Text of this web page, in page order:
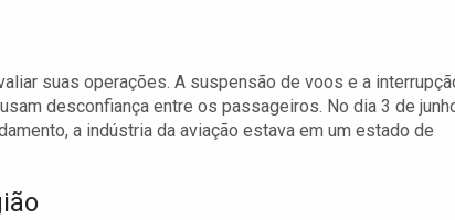
suas operações. A suspensão de voos e a
desconfiança entre os passageiros. No dia 3 de
a indústria da aviação estava em um estado de